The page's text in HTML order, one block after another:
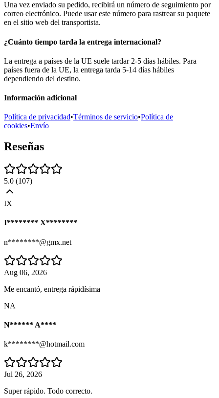
Una vez enviado su pedido, recibirá un número de seguimiento por
correo electrónico. Puede usar este número para rastrear su paquete
en el sitio web del transportista.
¿Cuánto tiempo tarda la entrega internacional?
La entrega a países de la UE suele tardar 2-5 días hábiles. Para
países fuera de la UE, la entrega tarda 5-14 días hábiles
dependiendo del destino.
Información adicional
Política de privacidad•Términos de servicio•Política de
cookies•Envío
Reseñas
5.0 (107)
IX
I******** X********
n********@gmx.net
Aug 06, 2026
Me encantó, entrega rápidísima
NA
N****** A****
k********@hotmail.com
Jul 26, 2026
Super rápido. Todo correcto.